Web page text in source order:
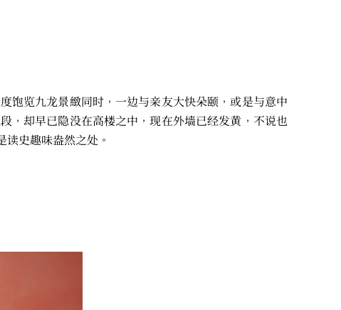
饱览九龙景緻同时，一边与亲友大快朵颐，或是与意中
，却早已隐没在高楼之中，现在外墙已经发黄，不说也
史趣味盎然之处。